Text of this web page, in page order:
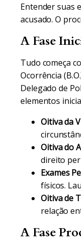
Entender suas
acusado. O
A Fase
Tudo começa
Ocorrência
Delegado de
elementos
Oitiva da
Oitiva do
direito
Exames
físicos.
Oitiva de
relação
A Fase